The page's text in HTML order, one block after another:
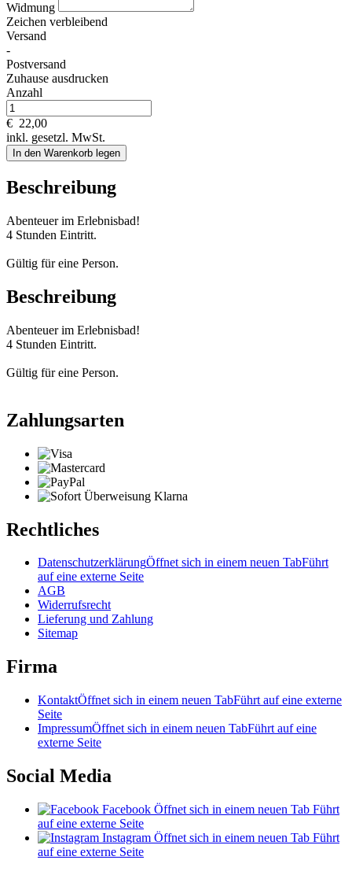
Widmung
Zeichen verbleibend
Versand
-
Postversand
Zuhause ausdrucken
Anzahl
€ 22,00
inkl. gesetzl. MwSt.
In den Warenkorb legen
Beschreibung
Abenteuer im Erlebnisbad!
4 Stunden Eintritt.
Gültig für eine Person.
Beschreibung
Abenteuer im Erlebnisbad!
4 Stunden Eintritt.
Gültig für eine Person.
Zahlungsarten
Rechtliches
DatenschutzerklärungÖffnet sich in einem neuen TabFührt
auf eine externe Seite
AGB
Widerrufsrecht
Lieferung und Zahlung
Sitemap
Firma
KontaktÖffnet sich in einem neuen TabFührt auf eine externe
Seite
ImpressumÖffnet sich in einem neuen TabFührt auf eine
externe Seite
Social Media
Facebook Öffnet sich in einem neuen Tab Führt
auf eine externe Seite
Instagram Öffnet sich in einem neuen Tab Führt
auf eine externe Seite